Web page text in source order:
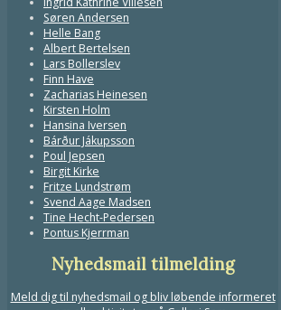
Søren Andersen
Helle Bang
Albert Bertelsen
Lars Bollerslev
Finn Have
Zacharias Heinesen
Kirsten Holm
Hansina Iversen
Bárður Jákupsson
Poul Jepsen
Birgit Kirke
Fritze Lundstrøm
Svend Aage Madsen
Tine Hecht-Pedersen
Pontus Kjerrman
Nyhedsmail tilmelding
Meld dig til nyhedsmail og bliv løbende informeret